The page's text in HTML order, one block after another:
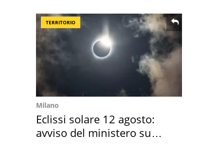
TERRITORIO
Milano
Eclissi solare 12 agosto:
avviso del ministero su